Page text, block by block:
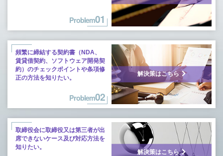
Problem01
頻繁に締結する契約書（NDA、
賃貸借契約、ソフトウェア開発契
約）のチェックポイントや条項修
正の方法を知りたい。
Problem02
解決策はこちら
取締役会に取締役又は第三者が出
席できないケース及び対応方法を
知りたい。
解決策はこちら